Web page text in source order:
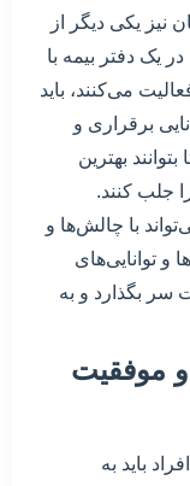
نیز یکی دیگر از
یک دفتر بیمه با
می‌کنند، باید
برقراری و
بهترین
جلب کنند.
با چالش‌ها و
و توانایی‌های
سر بگذارد و به
موفقیت
باید به